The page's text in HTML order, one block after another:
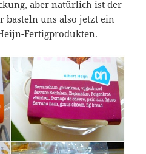
aber natürlich ist der
basteln uns also jetzt ein
Fertigprodukten.